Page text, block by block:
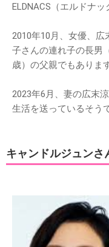
ELDNACS（エルドナッ
2010年10月、女優、
子さんの連れ子の長男
歳）の父親でもあります
2023年6月、妻の広末
生活を送っているそう
キャンドルジュンさ